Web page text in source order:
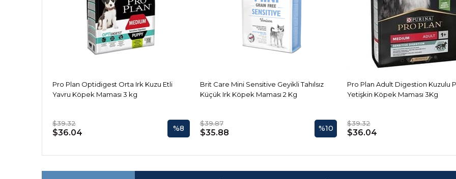
Pro Plan Optidigest Orta Irk Kuzu Etli
Yavru Köpek Maması 3 kg
$39.32
$36.04 %8
Brit Care Mini Sensitive Geyikli Tahılsız
Küçük Irk Köpek Maması 2 Kg
$39.87
$35.88 %10
Pro Plan Adult Digestion Kuzulu
Yetişkin Köpek Maması 3Kg
$39.32
$36.04